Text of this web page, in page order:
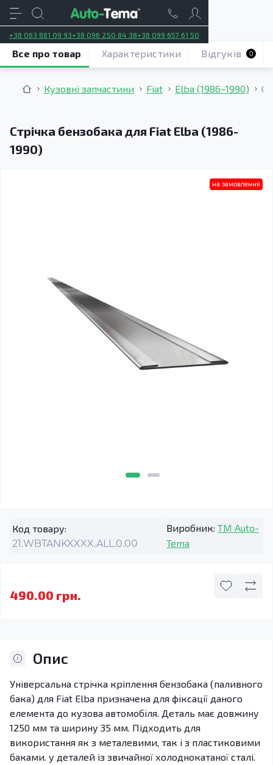
+38 063 881 09 93+38 096 250 84 38+38 099 657 61 50
Кузовні запчастини Fiat Elba (1986–1990)
Стрічка бензобака для Fiat Elba (1986-
1990)
Все про товар Характеристики Відгуків 0
на замовлення
Код товару:
21.WBTANKXXXX.ALL.0.00
Виробник: TM Auto-
Tema
490.00 грн.
Опис
Універсальна стрічка кріплення бензобака (паливного
бака) для Fiat Elba призначена для фіксації даного
елемента до кузова автомобіля. Деталь має довжину
1250 мм та ширину 35 мм. Підходить для
використання як з металевими, так і з пластиковими
баками. у деталей із звичайної холоднокатаної сталі.